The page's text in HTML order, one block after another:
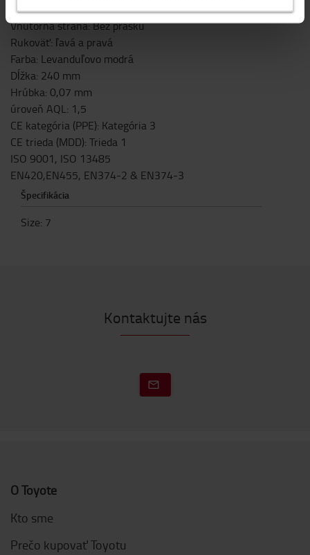
Materiál: Nitril
Vnútorná strana: Bez prášku
Rukoväť: ľavá a pravá
Farba: Levanduľovo modrá
Dĺžka: 240 mm
Hrúbka: 0,07 mm
úroveň AQL: 1,5
CE kategória (PPE): Kategória 3
CE trieda (MDD): Trieda 1
ISO 9001, ISO 13485
EN420,EN455, EN374-2 & EN374-3
Špecifikácia
Size: 7
Kontaktujte nás
O Toyote
Kto sme
Prečo kupovať Toyotu